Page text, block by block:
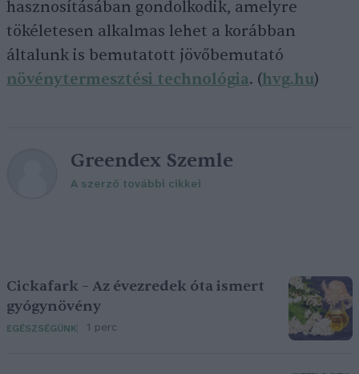
hasznosításában gondolkodik, amelyre
tökéletesen alkalmas lehet a korábban
általunk is bemutatott jövőbemutató
növénytermesztési technológia. (hvg.hu)
Greendex Szemle
A szerző további cikkei
Cickafark – Az évezredek óta ismert
gyógynövény
EGÉSZSÉGÜNK 1 perc